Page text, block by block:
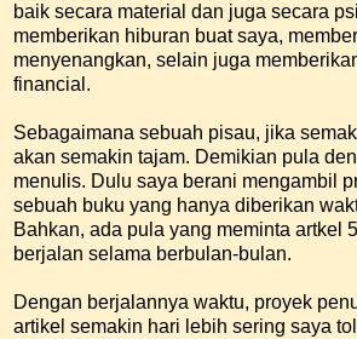
baik secara material dan juga secara
memberikan hiburan buat saya,
menyenangkan, selain juga
financial.
Sebagaimana sebuah pisau, jika
akan semakin tajam. Demikian pula
menulis. Dulu saya berani mengambil
sebuah buku yang hanya diberikan
Bahkan, ada pula yang meminta artkel
berjalan selama berbulan-bulan.
Dengan berjalannya waktu, proyek
artikel semakin hari lebih sering saya